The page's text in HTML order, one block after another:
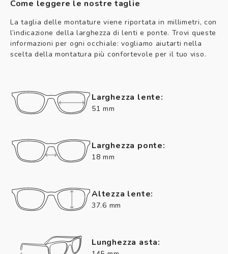
Come leggere le nostre taglie
La taglia delle montature viene riportata in millimetri, con
l’indicazione della larghezza di lenti e ponte. Trovi queste
informazioni per ogni occhiale: vogliamo aiutarti nella
scelta della montatura più confortevole per il tuo viso.
Larghezza lente:
51 mm
Larghezza ponte:
18 mm
Altezza lente:
37.6 mm
Lunghezza asta: